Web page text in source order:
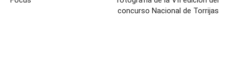
concurso Nacional de Torrijas